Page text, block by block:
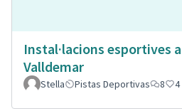
Instal·lacions esportives a
Valldemar
Stella Pistas Deportivas 8 4